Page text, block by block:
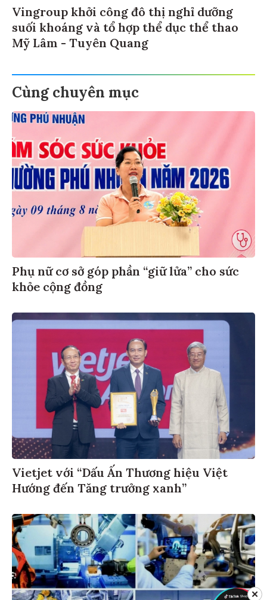
Vingroup khởi công đô thị nghỉ dưỡng
suối khoáng và tổ hợp thể dục thể thao
Mỹ Lâm - Tuyên Quang
Cùng chuyên mục
Phụ nữ cơ sở góp phần “giữ lửa” cho sức
khỏe cộng đồng
Vietjet với “Dấu Ấn Thương hiệu Việt
Hướng đến Tăng trưởng xanh”
✕